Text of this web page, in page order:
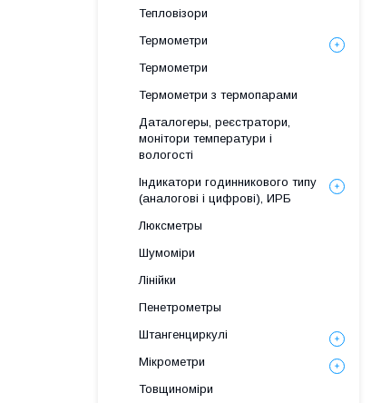
Тепловізори
Термометри
Термометри
Термометри з термопарами
Даталогеры, реєстратори,
монітори температури і
вологості
Індикатори годинникового типу
(аналогові і цифрові), ИРБ
Люксметры
Шумоміри
Лінійки
Пенетрометры
Штангенциркулі
Мікрометри
Товщиноміри